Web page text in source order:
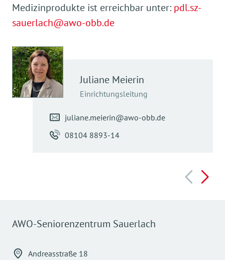
Medizinprodukte ist erreichbar unter: pdl.sz-
sauerlach@awo-obb.de
Juliane Meierin
Einrichtungsleitung
juliane.meierin@awo-obb.de
08104 8893-14
AWO-Seniorenzentrum Sauerlach
Andreasstraße 18